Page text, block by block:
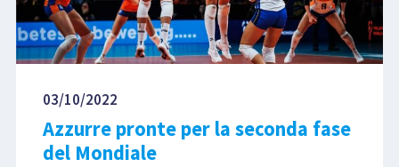
03/10/2022
Azzurre pronte per la seconda fase
del Mondiale